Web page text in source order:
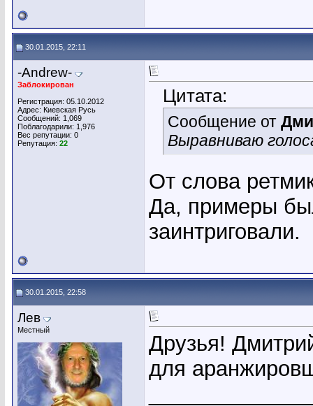
30.01.2015, 22:11
-Andrew-
Заблокирован
Регистрация: 05.10.2012
Адрес: Киевская Русь
Сообщений: 1,069
Поблагодарили: 1,976
Вес репутации: 0
Репутация: 22
Цитата:
Сообщение от
Выравниваю
От слова
Да, примеры
заинтриговали.
30.01.2015, 22:58
Лев
Местный
Друзья!
для